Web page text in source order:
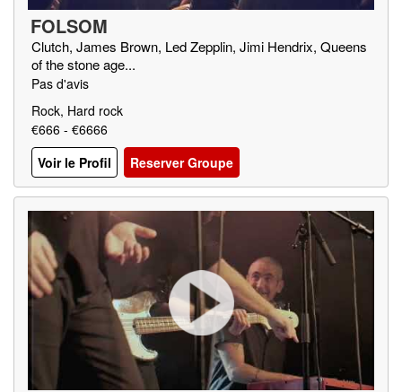
FOLSOM
Clutch, James Brown, Led Zepplin, Jimi Hendrix, Queens
of the stone age...
Pas d'avis
Rock, Hard rock
€666 - €6666
Voir le Profil
Reserver Groupe